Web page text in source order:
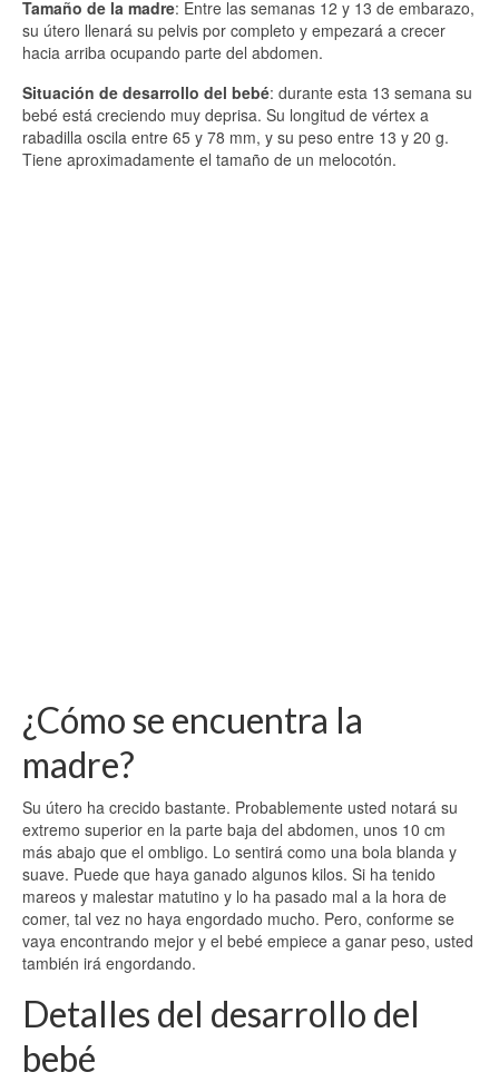
Tamaño de la madre: Entre las semanas 12 y 13 de embarazo,
su útero llenará su pelvis por completo y empezará a crecer
hacia arriba ocupando parte del abdomen.
Situación de desarrollo del bebé: durante esta 13 semana su
bebé está creciendo muy deprisa. Su longitud de vértex a
rabadilla oscila entre 65 y 78 mm, y su peso entre 13 y 20 g.
Tiene aproximadamente el tamaño de un melocotón.
¿Cómo se encuentra la
madre?
Su útero ha crecido bastante. Probablemente usted notará su
extremo superior en la parte baja del abdomen, unos 10 cm
más abajo que el ombligo. Lo sentirá como una bola blanda y
suave. Puede que haya ganado algunos kilos. Si ha tenido
mareos y malestar matutino y lo ha pasado mal a la hora de
comer, tal vez no haya engordado mucho. Pero, conforme se
vaya encontrando mejor y el bebé empiece a ganar peso, usted
también irá engordando.
Detalles del desarrollo del
bebé